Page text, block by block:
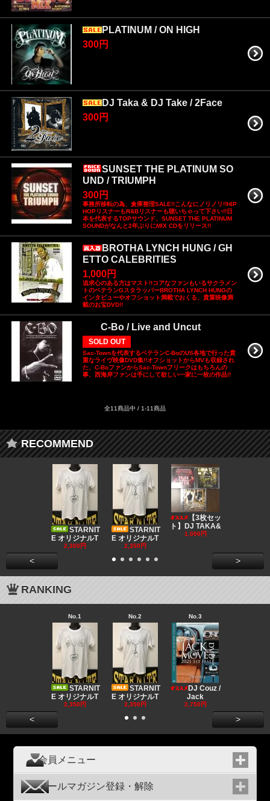
PLATINUM / ON HIGH
300円
DJ Taka & DJ Take / 2Face
300円
SUNSET THE PLATINUM SO
UND / TRIUMPH
300円
事務所移転の為、倉庫整理SALE!!こんなにノリノリ!!HIP
HOPリスナーもR&Bリスナーも聴いちゃって下さい!!日
本を代表するTOPサウンド、SUNSET THE PLATINUM
SOUNDがなんと2年ぶりにMIX CDをリリース!!
BROTHA LYNCH HUNG / GH
ETTO CALEBRITIES
1,000円
追求心のある方はマスト!!コアなファンもいるサクラメン
トのベテランGスタラッパーBROTHA LYNCH HUNGの
インタビューやオフショット満載でおくる、貴重映像満
載のお宝DVD!!
C-Bo / Live and Uncut
SOLD OUT
Sac-Townを代表するベテランC-BoのUS各地で行った貴
重なライヴ映像DVD集!!オフショットからMVも収録され
た、C-BoファンからSac-Townフリークはもちろんの
事、西海岸ファンは手にして欲しい一家に一枚の作品!!
全11商品中 / 1-11商品
RECOMMEND
STARNIT
E オリジナルT
2,350円
STARNIT
E オリジナルT
2,350円
【3枚セッ
ト】DJ TAKA&
1,000円
< >
RANKING
No.1
STARNIT
E オリジナルT
2,350円
No.2
STARNIT
E オリジナルT
2,350円
No.3
DJ Couz /
Jack
2,750円
< >
会員メニュー
メールマガジン登録・解除